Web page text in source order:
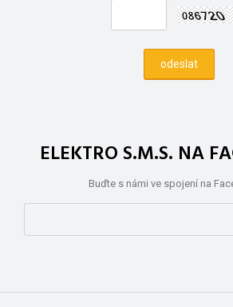
ELEKTRO S.M.S. NA
Buďte s námi ve spojení na